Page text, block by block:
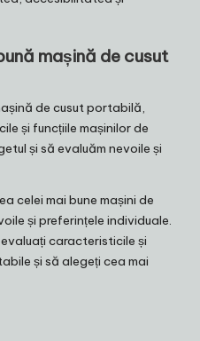
mașină de cusut
de cusut portabilă,
și funcțiile mașinilor de
și să evaluăm nevoile și
celei mai bune mașini de
și preferințele individuale.
caracteristicile și
și să alegeți cea mai